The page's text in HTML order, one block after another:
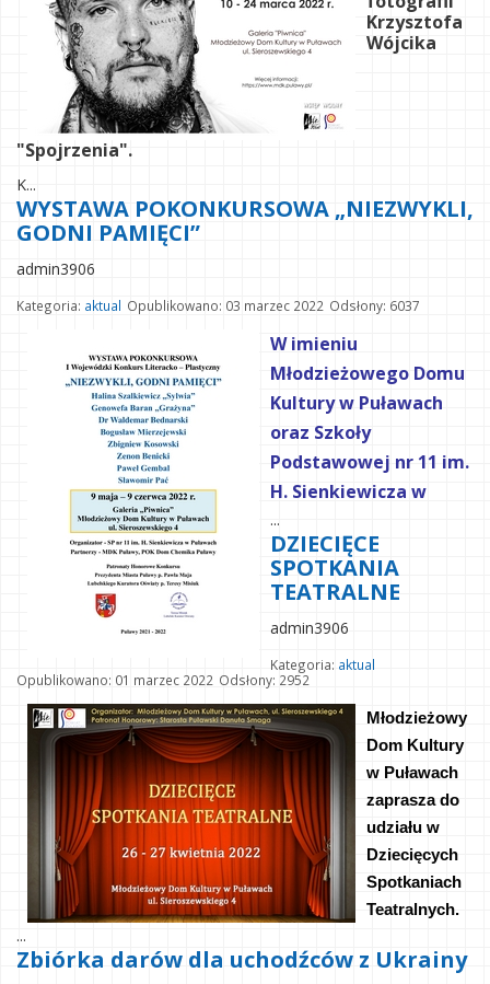
Krzysztofa
Wójcika
"Spojrzenia".
K...
WYSTAWA POKONKURSOWA „NIEZWYKLI,
GODNI PAMIĘCI”
admin3906
Kategoria: aktual Opublikowano: 03 marzec 2022 Odsłony: 6037
W imieniu
Młodzieżowego Domu
Kultury w Puławach
oraz Szkoły
Podstawowej nr 11 im.
H. Sienkiewicza w
...
DZIECIĘCE
SPOTKANIA
TEATRALNE
admin3906
Kategoria: aktual
Opublikowano: 01 marzec 2022 Odsłony: 2952
Młodzieżowy
Dom Kultury
w Puławach
zaprasza do
udziału w
Dziecięcych
Spotkaniach
Teatralnych.
...
Zbiórka darów dla uchodźców z Ukrainy